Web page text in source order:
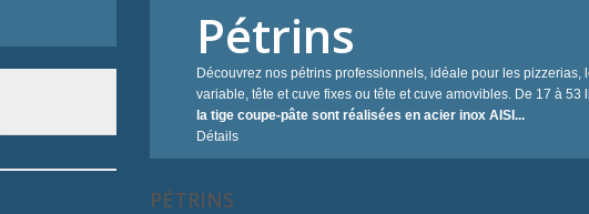
Pétrins
Découvrez nos pétrins professionnels, idéale pour les
variable, tête et cuve fixes ou tête et cuve amovibles. De 17 à 53
la tige coupe-pâte sont réalisées en acier inox AISI...
Détails
PÉTRINS